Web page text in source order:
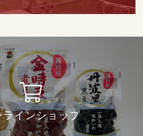
ラインショップ